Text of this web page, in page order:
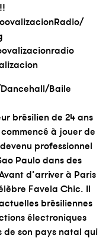
Dancehall/Baile
brésilien de 24 ans
à jouer de
professionnel
Paulo dans des
d’arriver à Paris
Favela Chic. Il
brésiliennes
électroniques
son pays natal qui